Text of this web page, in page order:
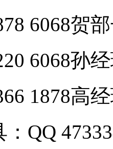
6068贺
6068孙
1878高
：QQ